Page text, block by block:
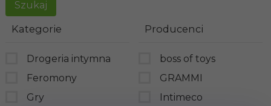
Kategorie
Drogeria intymna
Feromony
Gry
Producenci
boss of toys
GRAMMI
Intimeco